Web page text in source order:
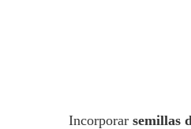
Incorporar semillas